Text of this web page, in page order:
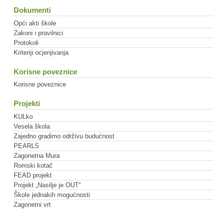
Dokumenti
Opći akti škole
Zakoni i pravilnici
Protokoli
Kriteriji ocjenjivanja
Korisne poveznice
Korisne poveznice
Projekti
KULko
Vesela škola
Zajedno gradimo održivu budućnost
PEARLS
Zagonetna Mura
Romski kotač
FEAD projekt
Projekt „Nasilje je OUT“
Škole jednakih mogućnosti
Zagonetni vrt